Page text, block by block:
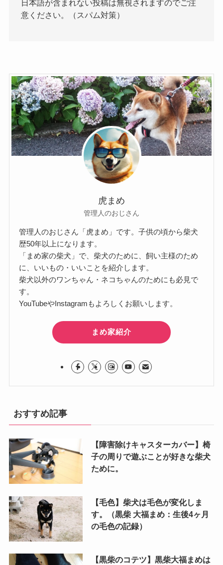
日本語が含まれない投稿は無視されますのでご注
意ください。（スパム対策）
虎まめ
管理人のおじさん
管理人のおじさん「虎まめ」です。子供の頃から柴犬
歴50年以上になります。
「まめ家の柴犬」で、柴犬のために、飼い主様のため
に、いいもの・いいことを紹介します。
柴犬以外のワンちゃん・ネコちゃんのためにも必見で
す。
YouTubeやInstagramもよろしくお願いします。
まめ家紹介
おすすめ記事
【障害除けキャスターカバー】椅
子の周りで遊ぶことが好きな柴犬
ために。
【毛色】柴犬は毛色が変化しま
す。（黒柴 大福まめ：生後4ヶ月
の毛色の記録）
【黒柴のコテツ】黒柴大福まめは